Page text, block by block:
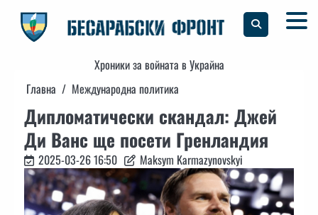
content
Хроники за войната в Украйна
Главна
Международна политика
Дипломатически скандал: Джей
Ди Ванс ще посети Гренландия
2025-03-26 16:50 Maksym Karmazynovskyi